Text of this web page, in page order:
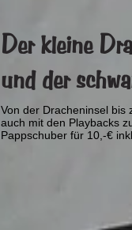
Der kleine
und der
Von der Dracheninsel bis
auch mit den Playbacks
Pappschuber für 10,-€